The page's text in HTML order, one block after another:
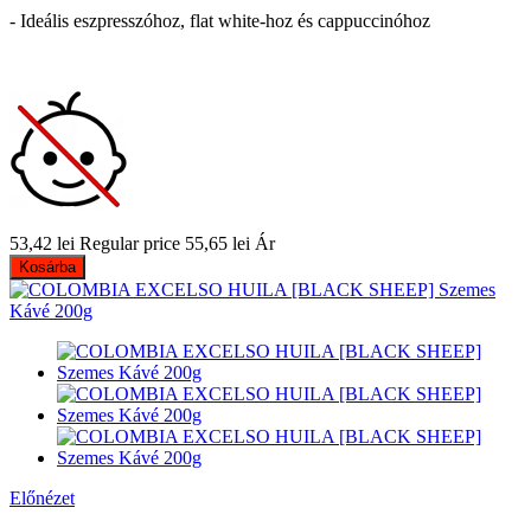
- Ideális eszpresszóhoz, flat white-hoz és cappuccinóhoz
53,42 lei Regular price 55,65 lei Ár
Kosárba
Előnézet